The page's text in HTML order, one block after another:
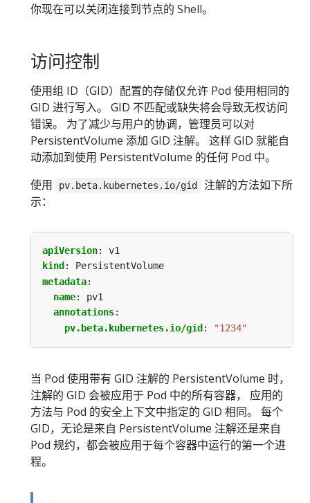
你现在可以关闭连接到节点的 Shell。
访问控制
使用组 ID（GID）配置的存储仅允许 Pod 使用相同的
GID 进行写入。 GID 不匹配或缺失将会导致无权访问
错误。 为了减少与用户的协调，管理员可以对
PersistentVolume 添加 GID 注解。 这样 GID 就能自
动添加到使用 PersistentVolume 的任何 Pod 中。
使用
pv.beta.kubernetes.io/gid
注解的方法如下所
示：
apiVersion:
v1
kind :
PersistentVolume
metadata:
name:
pv1
annotations:
pv.beta.kubernetes.io/gid : "1234"
当 Pod 使用带有 GID 注解的 PersistentVolume 时，
注解的 GID 会被应用于 Pod 中的所有容器， 应用的
方法与 Pod 的安全上下文中指定的 GID 相同。 每个
GID，无论是来自 PersistentVolume 注解还是来自
Pod 规约，都会被应用于每个容器中运行的第一个进
程。